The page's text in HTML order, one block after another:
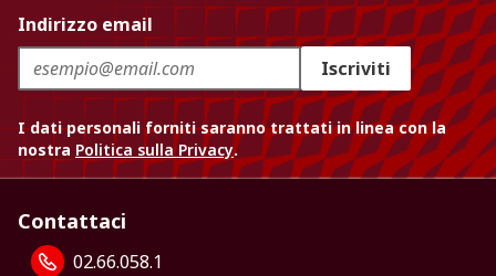
Indirizzo email
Iscriviti
I dati personali forniti saranno trattati in linea con la
nostra Politica sulla Privacy.
Contattaci
02.66.058.1